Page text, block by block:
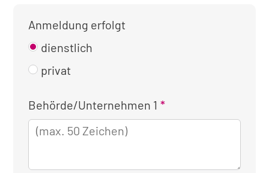
Anmeldung erfolgt
dienstlich
privat
Kontaktinformationen
für
die
Behörde/Unternehmen 1